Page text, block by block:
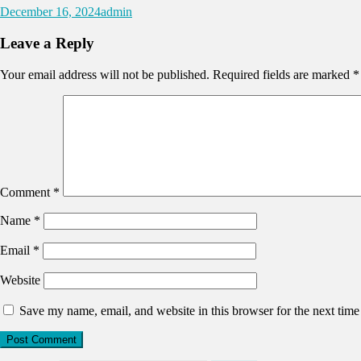
December 16, 2024admin
Leave a Reply
Your email address will not be published. Required fields are marked *
Comment *
Name *
Email *
Website
Save my name, email, and website in this browser for the next